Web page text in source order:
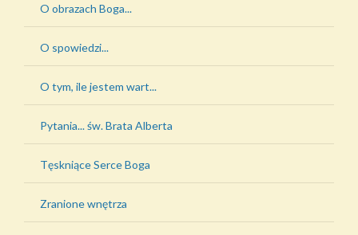
O obrazach Boga...
O spowiedzi...
O tym, ile jestem wart...
Pytania... św. Brata Alberta
Tęskniące Serce Boga
Zranione wnętrza